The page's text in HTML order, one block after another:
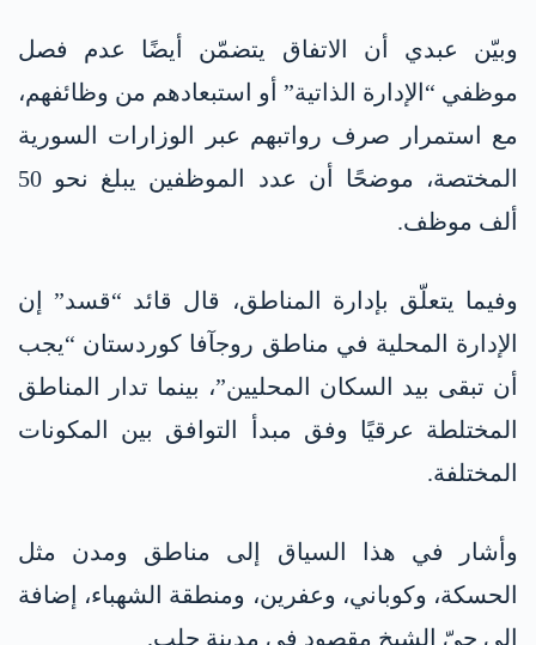
وبيّن عبدي أن الاتفاق يتضمّن أيضًا عدم فصل
موظفي “الإدارة الذاتية” أو استبعادهم من وظائفهم،
مع استمرار صرف رواتبهم عبر الوزارات السورية
المختصة، موضحًا أن عدد الموظفين يبلغ نحو 50
ألف موظف.
وفيما يتعلّق بإدارة المناطق، قال قائد “قسد” إن
الإدارة المحلية في مناطق روجآفا كوردستان “يجب
أن تبقى بيد السكان المحليين”، بينما تدار المناطق
المختلطة عرقيًا وفق مبدأ التوافق بين المكونات
المختلفة.
وأشار في هذا السياق إلى مناطق ومدن مثل
الحسكة، وكوباني، وعفرين، ومنطقة الشهباء، إضافة
إلى حيّ الشيخ مقصود في مدينة حلب.